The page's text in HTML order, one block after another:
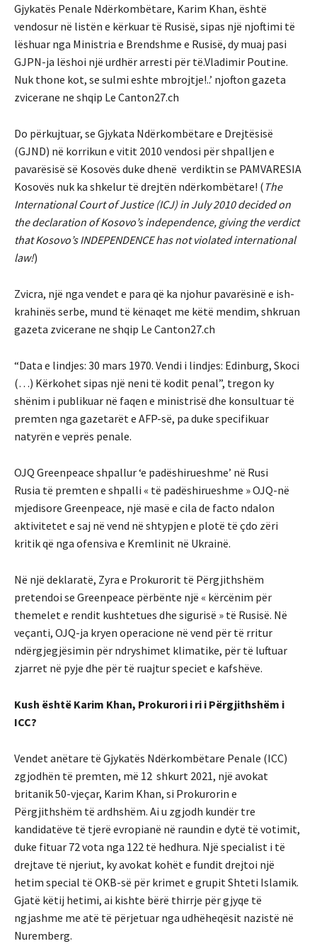
Gjykatës Penale Ndërkombëtare, Karim Khan, është
vendosur në listën e kërkuar të Rusisë, sipas një njoftimi të
lëshuar nga Ministria e Brendshme e Rusisë, dy muaj pasi
GJPN-ja lëshoi ​​një urdhër arresti për të.Vladimir Poutine.
Nuk thone kot, se sulmi eshte mbrojtje!..’ njofton gazeta
zvicerane ne shqip Le Canton27.ch
Do përkujtuar, se Gjykata Ndërkombëtare e Drejtësisë
(GJND) në korrikun e vitit 2010 vendosi për shpalljen e
pavarësisë së Kosovës duke dhenë verdiktin se PAMVARESIA
Kosovës nuk ka shkelur të drejtën ndërkombëtare! ( The
International Court of Justice (ICJ) in July 2010 decided on
the declaration of Kosovo’s independence, giving the verdict
that Kosovo’s INDEPENDENCE has not violated international
law!)
Zvicra, një nga vendet e para që ka njohur pavarësinë e ish-
krahinës serbe, mund të kënaqet me këtë mendim, shkruan
gazeta zvicerane ne shqip Le Canton27.ch
“Data e lindjes: 30 mars 1970. Vendi i lindjes: Edinburg, Skoci
(…) Kërkohet sipas një neni të kodit penal”, tregon ky
shënim i publikuar në faqen e ministrisë dhe konsultuar të
premten nga gazetarët e AFP-së, pa duke specifikuar
natyrën e veprës penale.
OJQ Greenpeace shpallur ‘e padëshirueshme’ në Rusi
Rusia të premten e shpalli « të padëshirueshme » OJQ-në
mjedisore Greenpeace, një masë e cila de facto ndalon
aktivitetet e saj në vend në shtypjen e plotë të çdo zëri
kritik që nga ofensiva e Kremlinit në Ukrainë.
Në një deklaratë, Zyra e Prokurorit të Përgjithshëm
pretendoi se Greenpeace përbënte një « kërcënim për
themelet e rendit kushtetues dhe sigurisë » të Rusisë. Në
veçanti, OJQ-ja kryen operacione në vend për të rritur
ndërgjegjësimin për ndryshimet klimatike, për të luftuar
zjarret në pyje dhe për të ruajtur speciet e kafshëve.
Kush është Karim Khan, Prokurori i ri i Përgjithshëm i
ICC?
Vendet anëtare të Gjykatës Ndërkombëtare Penale (ICC)
zgjodhën të premten, më 12 shkurt 2021, një avokat
britanik 50-vjeçar, Karim Khan, si Prokurorin e
Përgjithshëm të ardhshëm. Ai u zgjodh kundër tre
kandidatëve të tjerë evropianë në raundin e dytë të votimit,
duke fituar 72 vota nga 122 të hedhura. Një specialist i të
drejtave të njeriut, ky avokat kohët e fundit drejtoi një
hetim special të OKB-së për krimet e grupit Shteti Islamik.
Gjatë këtij hetimi, ai kishte bërë thirrje për gjyqe të
ngjashme me atë të përjetuar nga udhëheqësit nazistë në
Nuremberg.